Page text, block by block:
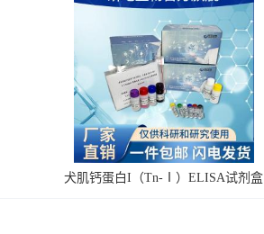
犬肌钙蛋白I（Tn-Ⅰ）ELISA试剂盒